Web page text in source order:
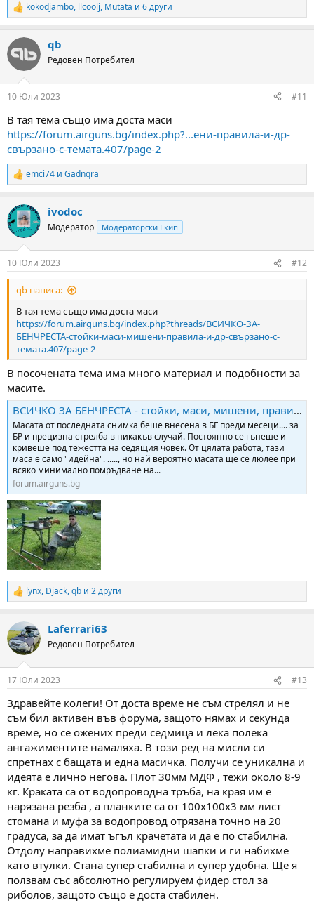
R
e
c
t
i
s
kokodjambo, llcoolj, Mutata и 6 други
qb
Редовен Потребител
10 Юли 2023 #11
В тая тема също има доста маси
https://forum.airguns.bg/index.php?...ени-правила-и-др-
свързано-с-темата.407/page-2
R
e
c
t
i
s
:
emci74 и Gadnqra
ivodoc
Модератор Модераторски Екип
10 Юли 2023 #12
qb написа:
В тая тема също има доста маси
https://forum.airguns.bg/index.php?threads/ВСИЧКО-ЗА-
БЕНЧРЕСТА-стойки-маси-мишени-правила-и-др-свързано-с-
темата.407/page-2
В посочената тема има много материал и подобности за
масите.
ВСИЧКО ЗА БЕНЧРЕСТА - стойки, маси, мишени, правила и др. свързано с темата.
Масата от последната снимка беше внесена в БГ преди месеци.... за
БР и прецизна стрелба в никакъв случай. Постоянно се гънеше и
кривеше под тежестта на седящия човек. От цялата работа, тази
маса е само "идейна". ....., но най вероятно масата ще се люлее при
всяко минимално помръдване на...
forum.airguns.bg
R
e
c
t
i
s
lynx, Djack,qb и 2 други
Laferrari63
Редовен Потребител
17 Юли 2023 #13
Здравейте колеги! От доста време не съм стрелял и не
съм бил активен във форума, защото нямах и секунда
време, но се ожених преди седмица и лека полека
ангажиментите намаляха. В този ред на мисли си
спретнах с бащата и една масичка. Получи се уникална и
идеята е лично негова. Плот 30мм МДФ , тежи около 8-9
кг. Краката са от водопроводна тръба, на края им е
нарязана резба , а планките са от 100х100х3 мм лист
стомана и муфа за водопровод отрязана точно на 20
градуса, за да имат ъгъл крачетата и да е по стабилна.
Отдолу направихме полиамидни шапки и ги набихме
като втулки. Стана супер стабилна и супер удобна. Ще я
ползвам със абсолютно регулируем фидер стол за
риболов, защото също е доста стабилен.